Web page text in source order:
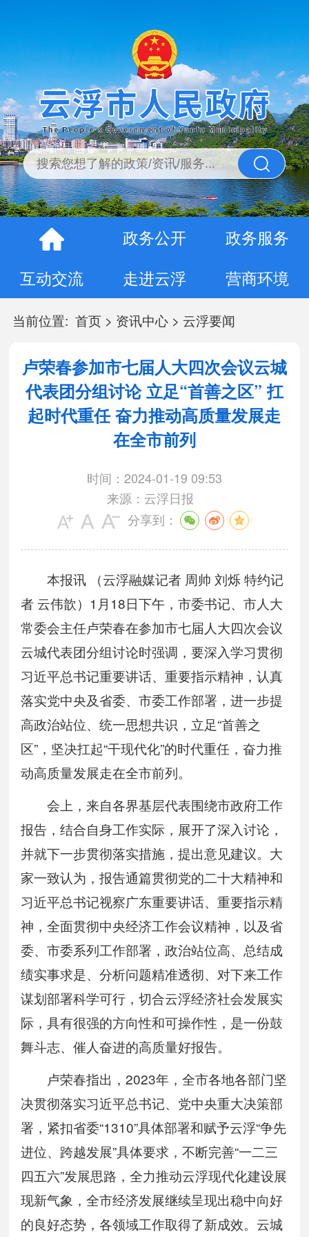
政务公开
政务服务
互动交流
走进云浮 营商环境
当前位置: 首页> 资讯中心> 云浮要闻
卢荣春参加市七届人大四次会议云城
代表团分组讨论 立足“首善之区” 扛
起时代重任 奋力推动高质量发展走
在全市前列
时间：2024-01-19 09:53
来源：云浮日报
分享到：
本报讯 （云浮融媒记者 周帅 刘烁 特约记
者 云伟歆）1月18日下午，市委书记、市人大
常委会主任卢荣春在参加市七届人大四次会议
云城代表团分组讨论时强调，要深入学习贯彻
习近平总书记重要讲话、重要指示精神，认真
落实党中央及省委、市委工作部署，进一步提
高政治站位、统一思想共识，立足“首善之
区”，坚决扛起“干现代化”的时代重任，奋力推
动高质量发展走在全市前列。
会上，来自各界基层代表围绕市政府工作
报告，结合自身工作实际，展开了深入讨论，
并就下一步贯彻落实措施，提出意见建议。大
家一致认为，报告通篇贯彻党的二十大精神和
习近平总书记视察广东重要讲话、重要指示精
神，全面贯彻中央经济工作会议精神，以及省
委、市委系列工作部署，政治站位高、总结成
绩实事求是、分析问题精准透彻、对下来工作
谋划部署科学可行，切合云浮经济社会发展实
际，具有很强的方向性和可操作性，是一份鼓
舞斗志、催人奋进的高质量好报告。
卢荣春指出，2023年，全市各地各部门坚
决贯彻落实习近平总书记、党中央重大决策部
署，紧扣省委“1310”具体部署和赋予云浮“争先
进位、跨越发展”具体要求，不断完善“一二三
四五六”发展思路，全力推动云浮现代化建设展
现新气象，全市经济发展继续呈现出稳中向好
的良好态势，各领域工作取得了新成效。云城